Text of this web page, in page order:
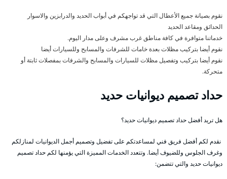
نقوم بصيانة جميع الأعطال التي قد تواجهكم في أبواب الحديد والدرابزين والاسوار
الحدائق ومقاعد الحديد
خدماتنا متوافرة في كافة مناطق غرب مشرف وعلى مدار اليوم.
نقوم أيضا بتركيب مظلات بعدة خامات للشرفات والمسابح وللسيارات أيضا
نقوم أيضا بتركيب وتفصيل مظلات للسيارات والمسابح والشرفات بمفصلات ثابتة أو
متحركة.
حداد تصميم ديوانيات حديد
هل تريد أفضل حداد تصميم ديوانيات حديد؟
نقدم لكم أفضل فريق فني لمساعدتكم على تفضيل وتصميم أجمل الديوانيات لمنازلكم
وغرف الجلوس وللضيوف أيضا. وتتعدد الخدمات المميزة التي يؤمنها لكم حداد تصميم
ديوانيات حديد والتي تتضمن: